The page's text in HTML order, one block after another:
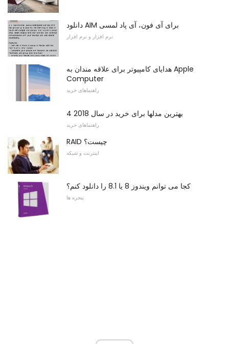
دانلود AIM برای آی فون، آی پاد لمسی
نرم افزار و نرم افزار
هدایای کامپیوتر برای علاقه مندان به Apple
Computer
راهنماهای خرید
4 بهترین مدلها برای خرید در سال 2018
راهنماهای خرید
RAID چیست؟
اینترنت و شبکه
کجا می توانم ویندوز 8 یا 8.1 را دانلود کنم؟
پنجره ها